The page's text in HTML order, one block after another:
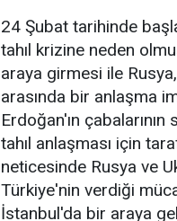
24 Şubat tarihinde
tahıl krizine neden
araya girmesi ile
arasında bir anlaşma
Erdoğan'ın
tahıl anlaşması için
neticesinde Rusya ve
Türkiye'nin verdiği
İstanbul'da bir araya